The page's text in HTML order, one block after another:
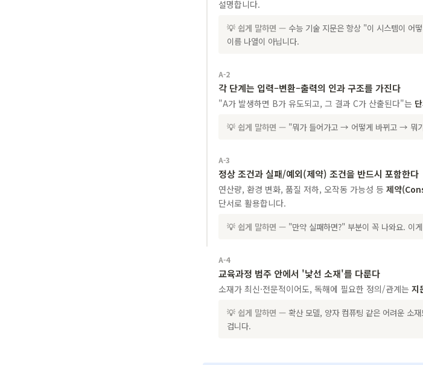
설명합니다.
💡 쉽게 말하면 — 수능 기술 지문은 항상 "이 시스템이 어
이름 나열이 아닙니다.
A-2
각 단계는 입력–변환–출력의 인과 구조를 가진다
"A가 발생하면 B가 유도되고, 그 결과 C가 산출된다"는
💡 쉽게 말하면 — "뭐가 들어가고 → 어떻게 바뀌고 → 뭐
A-3
정상 조건과 실패/예외(제약) 조건을 반드시 포함한다
연산량, 환경 변화, 품질 저하, 오작동 가능성 등 제약
단서로 활용합니다.
💡 쉽게 말하면 — "만약 실패하면?" 부분이 꼭 나와요. 이
A-4
교육과정 범주 안에서 '낯선 소재'를 다룬다
소재가 최신·전문적이어도, 독해에 필요한 정의/관계는 지
💡 쉽게 말하면 — 확산 모델, 양자 컴퓨팅 같은 어려운 소
겁니다.